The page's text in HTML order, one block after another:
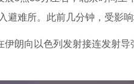
避难所。此前几分钟，受影
朗向以色列发射接连发射